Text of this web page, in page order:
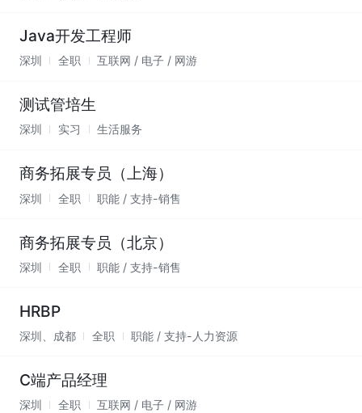
Java开发工程师
深圳 全职 互联网 / 电子 / 网游
测试管培生
深圳 实习 生活服务
商务拓展专员（上海）
深圳 全职 职能 / 支持-销售
商务拓展专员（北京）
深圳 全职 职能 / 支持-销售
HRBP
深圳、成都 全职 职能 / 支持-人力资源
C端产品经理
深圳 全职 互联网 / 电子 / 网游